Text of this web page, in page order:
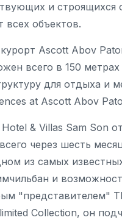
и строящихся
всех объектов.
Ascott Abov
всего в 150
для отдыха и
at Ascott Abov
& Villas Sam Son
через шесть
из самых
и
"представителем"
Collection, он